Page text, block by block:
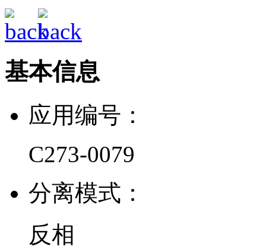
基本信息
应用编号：
C273-0079
分离模式：
反相